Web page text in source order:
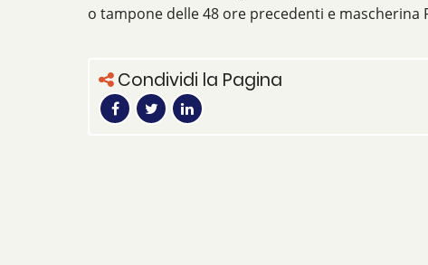
o tampone delle 48 ore precedenti e mascherina
Condividi la Pagina